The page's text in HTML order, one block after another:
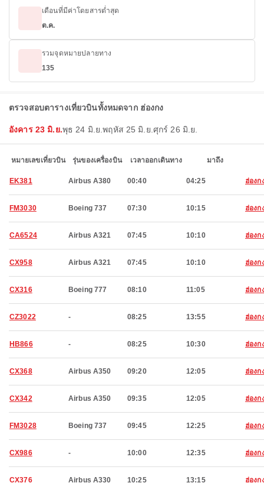
เดือนที่มีค่าโดยสารต่ำสุด
ต.ค.
รวมจุดหมายปลายทาง
135
ตรวจสอบตารางเที่ยวบินทั้งหมดจาก ฮ่องกง
อังคาร 23 มิ.ย.พุธ 24 มิ.ย.พฤหัส 25 มิ.ย. ศุกร์ 26 มิ.ย.
หมายเลขเที่ยวบิน รุ่นของเครื่องบิน เวลาออกเดินทาง มาถึง
EK381 Airbus A380 00:40 04:25 ฮ่องก
FM3030 Boeing 737 07:30 10:15 ฮ่องก
CA6524 Airbus A321 07:45 10:10 ฮ่องก
CX958 Airbus A321 07:45 10:10 ฮ่องก
CX316 Boeing 777 08:10 11:05 ฮ่องก
CZ3022 - 08:25 13:55 ฮ่องก
HB866 - 08:25 10:30 ฮ่องก
CX368 Airbus A350 09:20 12:05 ฮ่องก
CX342 Airbus A350 09:35 12:05 ฮ่องก
FM3028 Boeing 737 09:45 12:25 ฮ่องก
CX986 - 10:00 12:35 ฮ่องก
CX376 Airbus A330 10:25 13:15 ฮ่องก